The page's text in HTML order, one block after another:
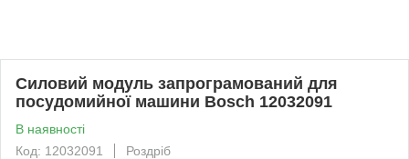
Силовий модуль запрограмований для
посудомийної машини Bosch 12032091
В наявності
Код: 12032091
Роздріб